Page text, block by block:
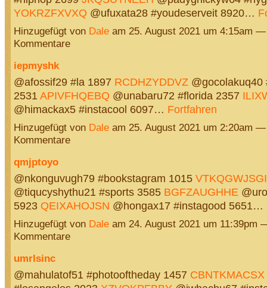
YOKRZFXVXQ @ufuxata28 #youdeserveit 8920…
Hinzugefügt von Daleam 25. August 2021 um 4:15am —
Kommentare
iepmyshk
@afossif29 #la 1897 RCDHZYDDVZ@gocolakuq40
2531 APIVFHQEBQ @unabaru72 #florida 2357
@himackax5 #instacool 6097… Fortfahren
Hinzugefügt von Daleam 25. August 2021 um 2:20am —
Kommentare
qmjptoyo
@nkonguvugh79 #bookstagram 1015 VTKQGWJSGI
@tiqucyshythu21 #sports 3585 BGFZAUGHHE
5923 QEIXAHOJSN @hongax17 #instagood 5651…
Hinzugefügt von Daleam 24. August 2021 um 11:39pm
Kommentare
umrlsinc
@mahulatof51 #photooftheday 1457 CBNTKMACSX